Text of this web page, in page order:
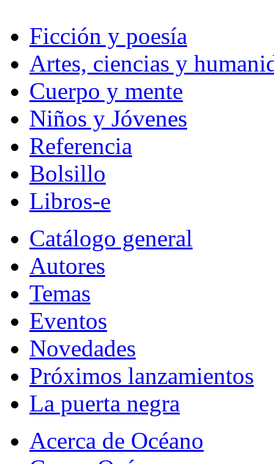
Ficción y poesía
Artes, ciencias y
Cuerpo y mente
Niños y Jóvenes
Referencia
Bolsillo
Libros-e
Catálogo general
Autores
Temas
Eventos
Novedades
Próximos lanzamientos
La puerta negra
Acerca de Océano